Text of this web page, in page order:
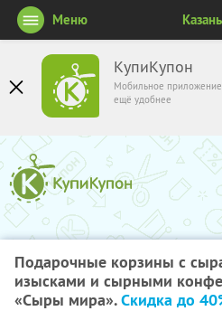
КупиКупон
Мобильное приложение
ещё удобнее
Меню Казань
Подарочные корзины с
изысками и сырными
«Сыры мира».Скидка до